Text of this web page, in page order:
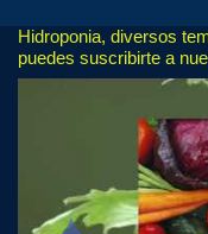
Hidroponia, diversos
puedes suscribirte a